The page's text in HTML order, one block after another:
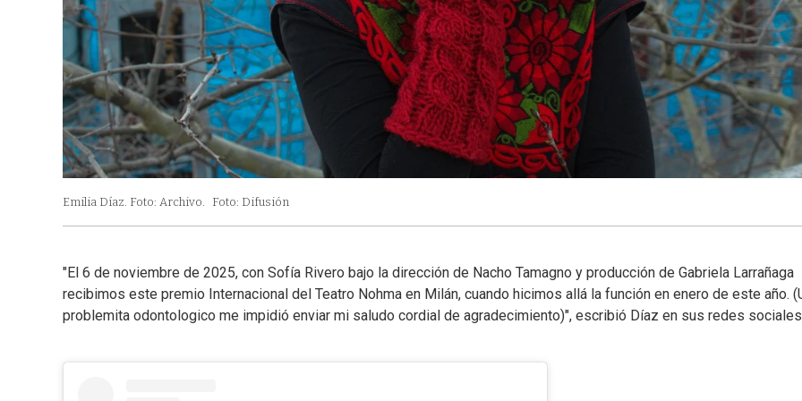
Emilia Díaz. Foto: Archivo. Foto: Difusión
"El 6 de noviembre de 2025, con Sofía Rivero bajo la dirección de Nacho Tamagno y producción de Gabriela Larrañaga
recibimos este premio Internacional del Teatro Nohma en Milán, cuando hicimos allá la función en enero de este año.
problemita odontologico me impidió enviar mi saludo cordial de agradecimiento)", escribió Díaz en sus redes